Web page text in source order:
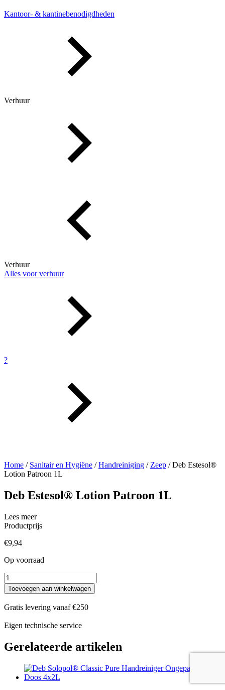
Kantoor- & kantinebenodigdheden
Verhuur
Verhuur
Alles voor verhuur
?
Home / Sanitair en Hygiëne /Handreiniging / Zeep / Deb Estesol®
Lotion Patroon 1L
Deb Estesol® Lotion Patroon 1L
Lees meer
Productprijs
€9,94
Op voorraad
Deb
Estesol®
Lotion
Patroon
1L
aantal
Toevoegen aan winkelwagen
Gratis levering vanaf €250
Eigen technische service
Gerelateerde artikelen